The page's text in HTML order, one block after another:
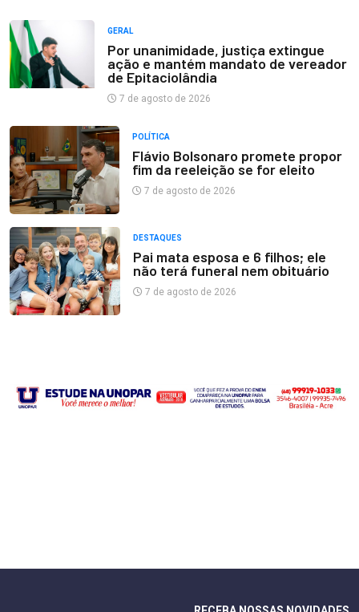
GERAL
Por unanimidade, justiça extingue
ação e mantém mandato de vereador
de Epitaciolândia
7 de agosto de 2026
POLÍTICA
Flávio Bolsonaro promete propor
fim da reeleição se for eleito
7 de agosto de 2026
DESTAQUES
Pai mata esposa e 6 filhos; ele
não terá funeral nem obituário
7 de agosto de 2026